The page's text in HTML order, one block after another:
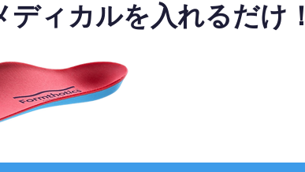
ィカルを入れるだけ！